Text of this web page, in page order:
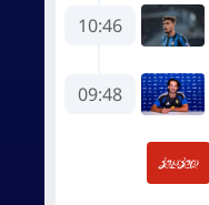
10:46
09:48